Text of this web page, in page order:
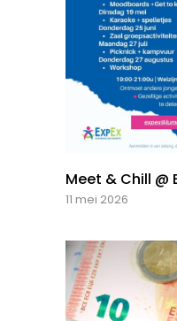
Meet & Chill
11 mei 2026